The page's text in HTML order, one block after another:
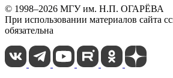
© 1998–2026 МГУ им. Н.П. ОГАРЁВА
При использовании материалов сайта
обязательна